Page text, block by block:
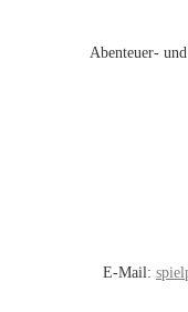
Abenteuer-
E-Mail: